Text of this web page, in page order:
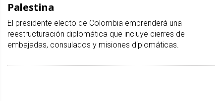
Palestina
El presidente electo de Colombia emprenderá una
reestructuración diplomática que incluye cierres de
embajadas, consulados y misiones diplomáticas.